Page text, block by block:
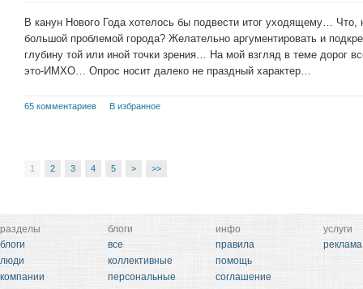
В канун Нового Года хотелось бы подвести итог уходящему…
большой проблемой города? Желательно аргументировать и
глубину той или иной точки зрения… На мой взгляд в теме дорог
это-ИМХО… Опрос носит далеко не праздный характер…
65 комментариев В избранное
1 2 3 4 5 > >>
разделы
блоги
люди
компании
блоги
все
коллективные
персональные
инфо
правила
помощь
соглашение
услуги
реклама